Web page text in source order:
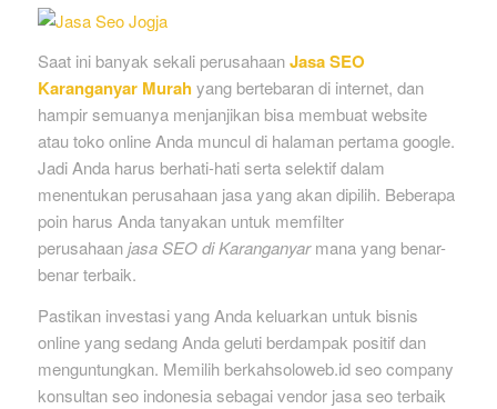
Saat ini banyak sekali perusahaanJasa SEO
Karanganyar Murahyang bertebaran di internet, dan
hampir semuanya menjanjikan bisa membuat website
atau toko online Anda muncul di halaman pertama google.
Jadi Anda harus berhati-hati serta selektif dalam
menentukan perusahaan jasa yang akan dipilih. Beberapa
poin harus Anda tanyakan untuk memfilter
perusahaanjasa SEO di Karanganyarmana yang benar-
benar terbaik.
Pastikan investasi yang Anda keluarkan untuk bisnis
online yang sedang Anda geluti berdampak positif dan
menguntungkan. Memilih berkahsoloweb.id seo company
konsultan seo indonesia sebagai vendor jasa seo terbaik